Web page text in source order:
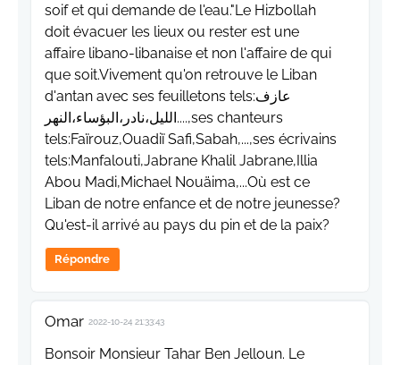
soif et qui demande de l'eau."Le Hizbollah
doit évacuer les lieux ou rester est une
affaire libano-libanaise et non l'affaire de qui
que soit.Vivement qu'on retrouve le Liban
d'antan avec ses feuilletons tels:عازف
الليل،نادر،البؤساء،النهر....,ses chanteurs
tels:Faïrouz,Ouadiï Safi,Sabah,...,ses écrivains
tels:Manfalouti,Jabrane Khalil Jabrane,Illia
Abou Madi,Michael Nouäima,...Où est ce
Liban de notre enfance et de notre jeunesse?
Qu'est-il arrivé au pays du pin et de la paix?
Répondre
Omar 2022-10-24 21:33:43
Bonsoir Monsieur Tahar Ben Jelloun. Le